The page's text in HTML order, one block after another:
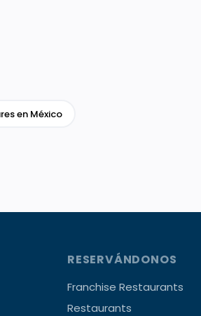
en México
RESERVÁNDONOS
Franchise Restaurants
Restaurants